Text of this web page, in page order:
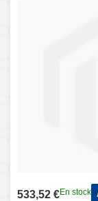
533,52 €En stock